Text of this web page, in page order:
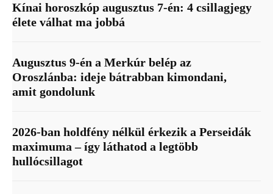
Kínai horoszkóp augusztus 7-én: 4 csillagjegy
élete válhat ma jobbá
Augusztus 9-én a Merkúr belép az
Oroszlánba: ideje bátrabban kimondani,
amit gondolunk
2026-ban holdfény nélkül érkezik a Perseidák
maximuma – így láthatod a legtöbb
hullócsillagot